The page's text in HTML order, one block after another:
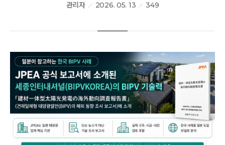
문의하기
관리자 2026. 05. 13 349